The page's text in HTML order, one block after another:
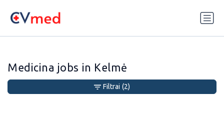
Medicina jobs in Kelmė
Filtrai (2)